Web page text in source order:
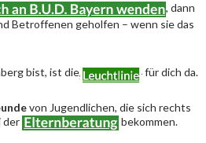
, dann
Betroffenen geholfen – wenn sie das
bist, ist die für dich da.
von Jugendlichen, die sich rechts
der
bekommen.